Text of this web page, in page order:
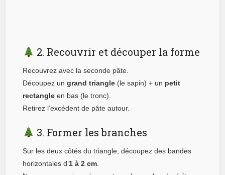
2. Recouvrir et découper la forme
Recouvrez avec la seconde pâte.
Découpez ungrand triangle (le sapin) + un petit
rectangle en bas (le tronc).
Retirez l’excédent de pâte autour.
3. Former les branches
Sur les deux côtés du triangle, découpez des bandes
horizontales d’1 à 2 cm